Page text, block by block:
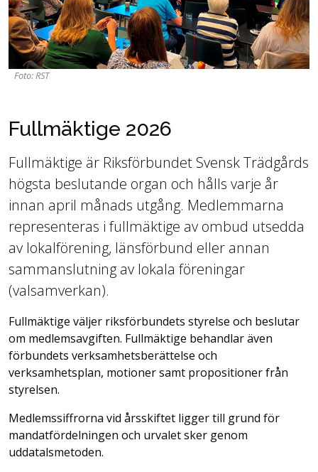
Foto: RST
Fullmäktige 2026
Fullmäktige är Riksförbundet Svensk Trädgårds
högsta beslutande organ och hålls varje år
innan april månads utgång. Medlemmarna
representeras i fullmäktige av ombud utsedda
av lokalförening, länsförbund eller annan
sammanslutning av lokala föreningar
(valsamverkan).
Fullmäktige väljer riksförbundets styrelse och beslutar
om medlemsavgiften. Fullmäktige behandlar även
förbundets verksamhetsberättelse och
verksamhetsplan, motioner samt propositioner från
styrelsen.
Medlemssiffrorna vid årsskiftet ligger till grund för
mandatfördelningen och urvalet sker genom
uddatalsmetoden.